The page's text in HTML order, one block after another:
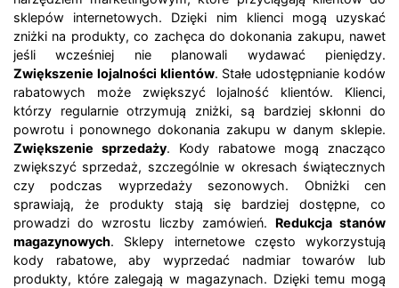
sklepów internetowych. Dzięki nim klienci mogą uzyskać
zniżki na produkty, co zachęca do dokonania zakupu, nawet
jeśli wcześniej nie planowali wydawać pieniędzy.
Zwiększenie lojalności klientów. Stałe udostępnianie kodów
rabatowych może zwiększyć lojalność klientów. Klienci,
którzy regularnie otrzymują zniżki, są bardziej skłonni do
powrotu i ponownego dokonania zakupu w danym sklepie.
Zwiększenie sprzedaży. Kody rabatowe mogą znacząco
zwiększyć sprzedaż, szczególnie w okresach świątecznych
czy podczas wyprzedaży sezonowych. Obniżki cen
sprawiają, że produkty stają się bardziej dostępne, co
prowadzi do wzrostu liczby zamówień. Redukcja stanów
magazynowych. Sklepy internetowe często wykorzystują
kody rabatowe, aby wyprzedać nadmiar towarów lub
produkty, które zalegają w magazynach. Dzięki temu mogą